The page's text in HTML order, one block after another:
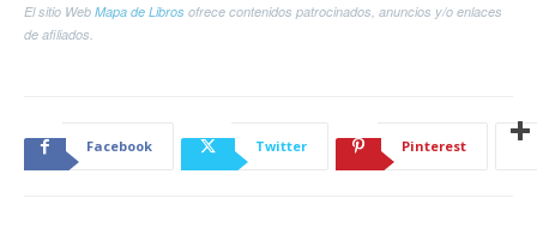
El sitio Web Mapa de Libros ofrece contenidos patrocinados, anuncios y/o enlaces
de afiliados.
Facebook Twitter Pinterest